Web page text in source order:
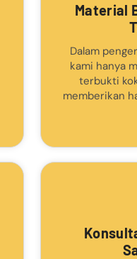
Material
Dalam
kami hanya
terbukti
memberikan